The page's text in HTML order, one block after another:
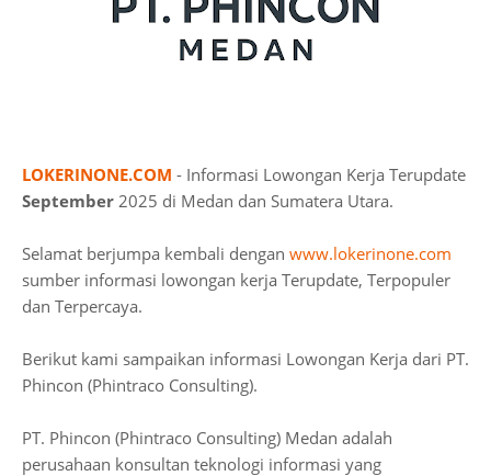
LOKERINONE.COM - Informasi Lowongan Kerja Terupdate
September 2025 di Medan dan Sumatera Utara.
Selamat berjumpa kembali dengan www.lokerinone.com
sumber informasi lowongan kerja Terupdate, Terpopuler
dan Terpercaya.
Berikut kami sampaikan informasi Lowongan Kerja dari PT.
Phincon (Phintraco Consulting).
PT. Phincon (Phintraco Consulting) Medan adalah
perusahaan konsultan teknologi informasi yang